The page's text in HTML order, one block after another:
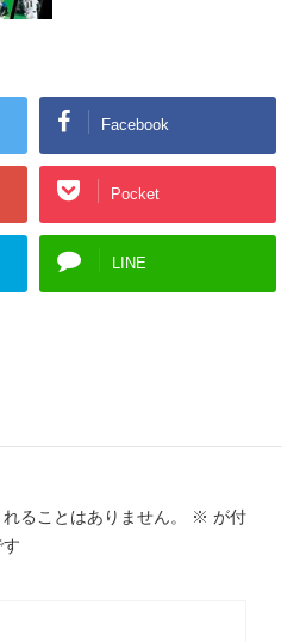
Facebook
Pocket
LINE
ることはありません。 ※ が付